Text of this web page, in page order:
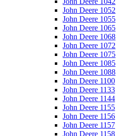
John Deere 1052
John Deere 1055
John Deere 1065
John Deere 1068
John Deere 1072
John Deere 1075
John Deere 1085
John Deere 1088
John Deere 1100
John Deere 1133
John Deere 1144
John Deere 1155
John Deere 1156
John Deere 1157
John Deere 1158